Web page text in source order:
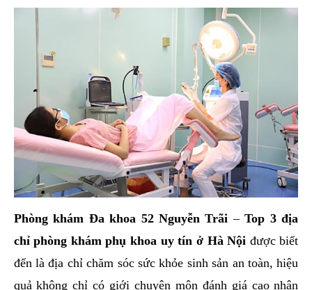
Phòng khám Đa khoa 52 Nguyễn Trãi –Top 3 địa
chỉ phòng khám phụ khoa uy tín ở Hà Nội được biết
đến là địa chỉ chăm sóc sức khỏe sinh sản an toàn, hiệu
quả không chỉ có giới chuyên môn đánh giá cao nhận